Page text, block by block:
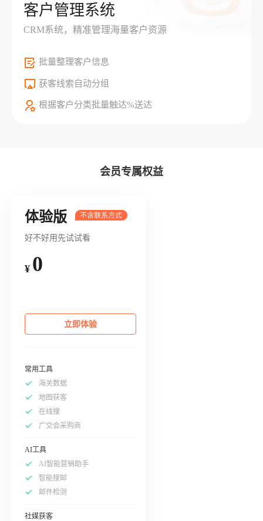
客户管理系统
CRM系统，精准管理海量客户资源
批量整理客户信息
获客线索自动分组
根据客户分类批量触达%送达
会员专属权益
体验版
好不好用先试试看
¥ 0
立即体验
常用工具
海关数据
地图获客
在线搜
广交会采购商
AI工具
AI智能营销助手
智能搜邮
邮件检测
社媒获客